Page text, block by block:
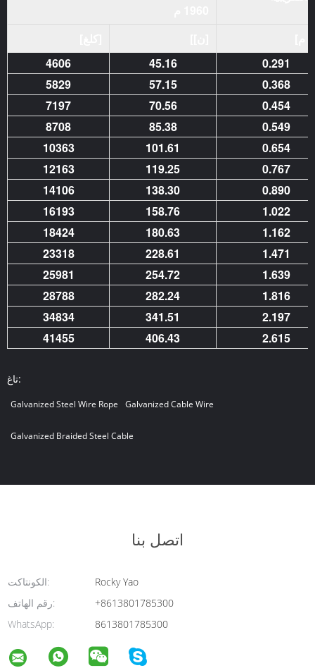
0.291
45.16
4606
0.368
57.15
5829
0.454
70.56
7197
0.549
85.38
8708
0.654
101.61
10363
0.767
119.25
12163
0.890
138.30
14106
1.022
158.76
16193
1.162
180.63
18424
1.471
228.61
23318
1.639
254.72
25981
1.816
282.24
28788
2.197
341.51
34834
2.615
406.43
41455
تاغ:
Galvanized Steel Wire Rope Galvanized Cable Wire
Galvanized Braided Steel Cable
اتصل بنا
الكونتاكت:
Rocky Yao
رقم الهاتف:
+8613801785300
WhatsApp:
8613801785300